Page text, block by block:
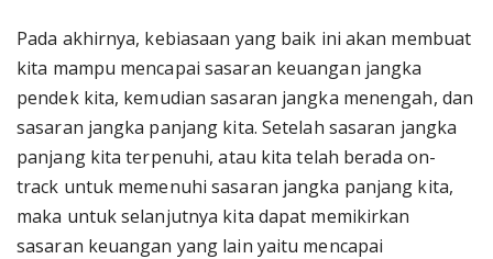
Pada akhirnya, kebiasaan yang baik ini akan membuat
kita mampu mencapai sasaran keuangan jangka
pendek kita, kemudian sasaran jangka menengah, dan
sasaran jangka panjang kita. Setelah sasaran jangka
panjang kita terpenuhi, atau kita telah berada on-
track untuk memenuhi sasaran jangka panjang kita,
maka untuk selanjutnya kita dapat memikirkan
sasaran keuangan yang lain yaitu mencapai